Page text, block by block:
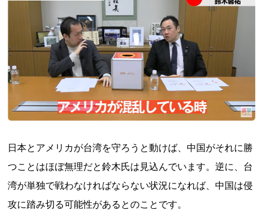
日本とアメリカが台湾を守ろうと動けば、中国がそれに勝
つことはほぼ無理だと鈴木氏は見込んでいます。逆に、台
湾が単独で戦わなければならない状況になれば、中国は侵
攻に踏み切る可能性があるとのことです。